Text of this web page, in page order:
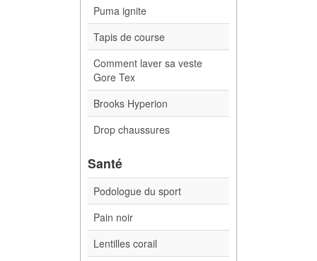
Puma ignite
Tapis de course
Comment laver sa veste
Gore Tex
Brooks Hyperion
Drop chaussures
Santé
Podologue du sport
Pain noir
Lentilles corail